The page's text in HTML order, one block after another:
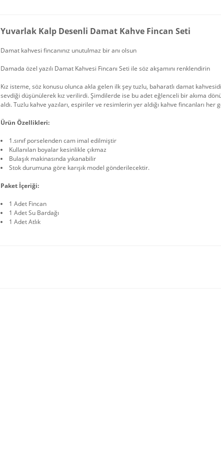
Yuvarlak Kalp Desenli Damat Kahve Fincan Seti
Damat kahvesi fincanınız unutulmaz bir anı olsun
Damada özel yazılı Damat Kahvesi Fincanı Seti ile söz akşamını renklendirin
Kız isteme, söz konusu olunca akla gelen ilk şey tuzlu, baharatlı damat
sevdiği düşünülerek kız verilirdi. Şimdilerde ise bu adet eğlenceli bir akıma
aldı. Tuzlu kahve yazıları, espiriler ve resimlerin yer aldığı kahve fincanları her
Ürün Özellikleri:
1.sınıf porselenden cam imal edilmiştir
Kullanılan boyalar kesinlikle çıkmaz
Bulaşık makinasında yıkanabilir
Stok durumuna göre karışık model gönderilecektir.
Paket İçeriği:
1 Adet Fincan
1 Adet Su Bardağı
1 Adet Atlık